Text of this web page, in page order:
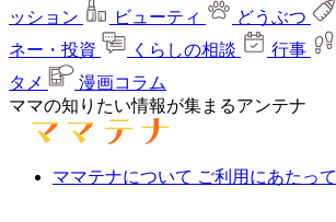
ッション
ビューティ どうぶつ
ネー・投資
くらしの相談 行事
タメ
漫画コラム
ママの知りたい情報が集まるアンテナ
ママテナについて ご利用にあたって